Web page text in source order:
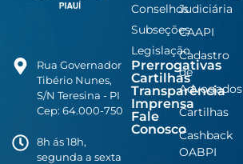
Rua Governador
Tibério Nunes,
S/N Teresina - PI
Cep: 64.000-750
8h ás 18h,
segunda a sexta
Conselhos
Subseções
Legislação
Prerrogativas
Cartilhas
Transparência
Imprensa
Fale
Conosco
Judiciária
CAAPI
Cadastro
de
Advogados
Cartilhas
Cashback
OABPI